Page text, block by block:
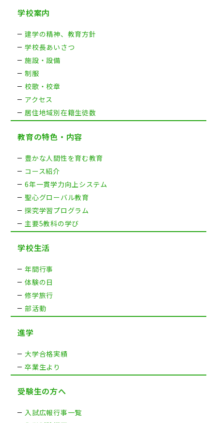
学校案内
建学の精神、教育方針
学校長あいさつ
施設・設備
制服
校歌・校章
アクセス
居住地域別在籍生徒数
教育の特色・内容
豊かな人間性を育む教育
コース紹介
6年一貫学力向上システム
聖心グローバル教育
探究学習プログラム
主要5教科の学び
学校生活
年間行事
体験の日
修学旅行
部活動
進学
大学合格実績
卒業生より
受験生の方へ
入試広報行事一覧